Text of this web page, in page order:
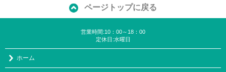
ページトップに戻る
営業時間:10：00～18：00
定休日:水曜日
ホーム